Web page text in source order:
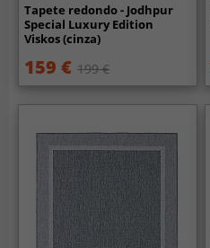
Tapete redondo - Jodhpur
Special Luxury Edition
Viskos (cinza)
159 € 199 €